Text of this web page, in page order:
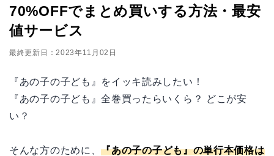
70%OFFでまとめ買いする方法・最安
値サービス
最終更新日：2023年11月02日
『あの子の子ども』をイッキ読みしたい！
『あの子の子ども』全巻買ったらいくら？ どこが安
い？
そんな方のために、『あの子の子ども』の単行本価格は